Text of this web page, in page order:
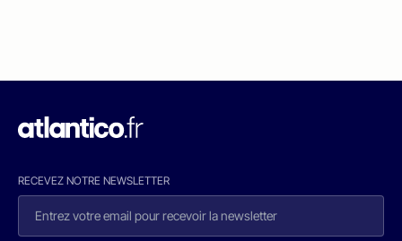
RECEVEZ NOTRE NEWSLETTER